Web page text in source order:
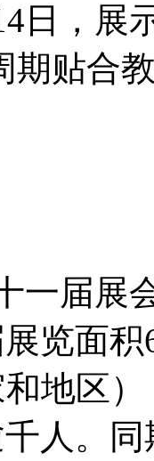
日，展
期贴合
一届展
览面
地区
人。